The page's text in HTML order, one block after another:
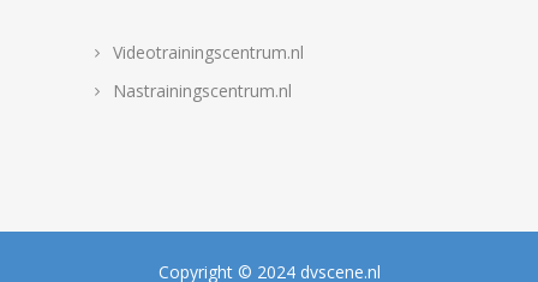
Videotrainingscentrum.nl
Nastrainingscentrum.nl
Copyright © 2024 dvscene.nl